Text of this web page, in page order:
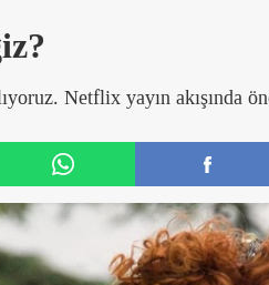
Netflix yayın akışında